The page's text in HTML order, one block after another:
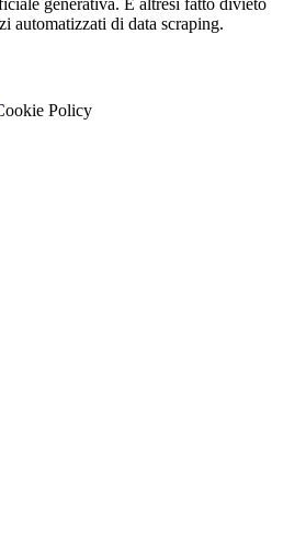
generativa. È altresì fatto divieto
automatizzati di data scraping.
Policy